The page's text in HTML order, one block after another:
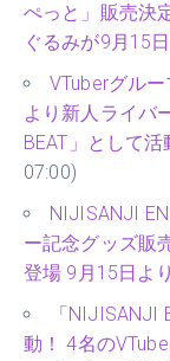
ぺっと」販売決
ぐるみが9月15
VTuberグル
より新人ライバ
BEAT」として
07:00)
NIJISANJI
ー記念グッズ販
登場 9月15日よ
「NIJISANJI
動！ 4名の